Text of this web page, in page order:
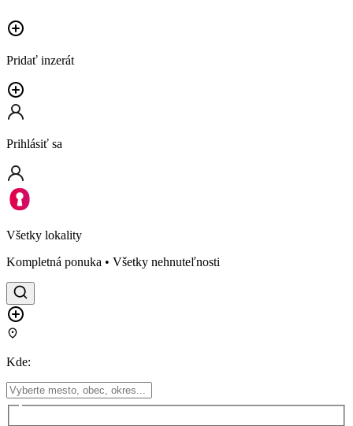
Pridať inzerát
Prihlásiť sa
Všetky lokality
Kompletná ponuka • Všetky nehnuteľnosti
Kde: